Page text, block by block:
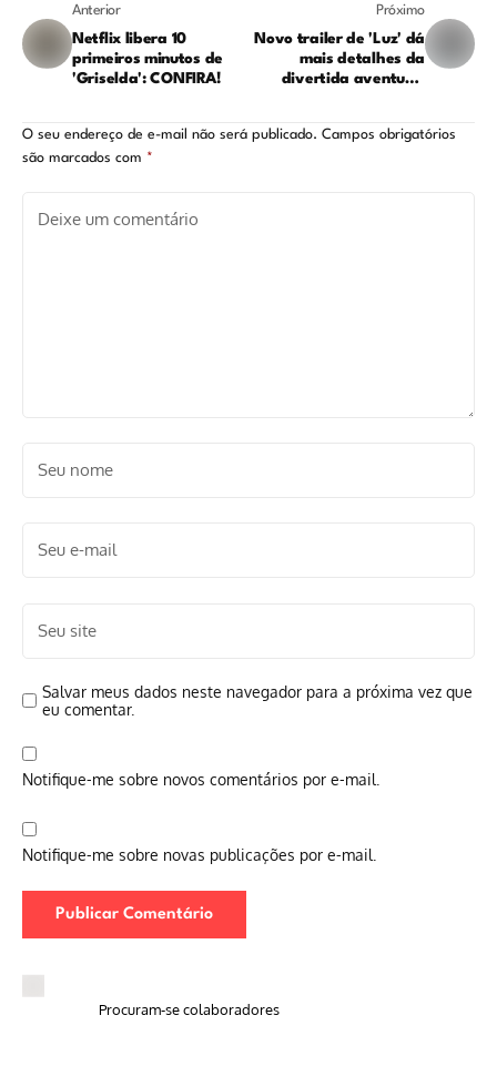
Anterior
Netflix libera 10
primeiros minutos de
'Griselda': CONFIRA!
Próximo
Novo trailer de 'Luz' dá
mais detalhes da
divertida aventura:
O seu endereço de e-mail não será publicado. Campos obrigatórios
são marcados com *
Salvar meus dados neste navegador para a próxima vez que
eu comentar.
Notifique-me sobre novos comentários por e-mail.
Notifique-me sobre novas publicações por e-mail.
Procuram-se colaboradores